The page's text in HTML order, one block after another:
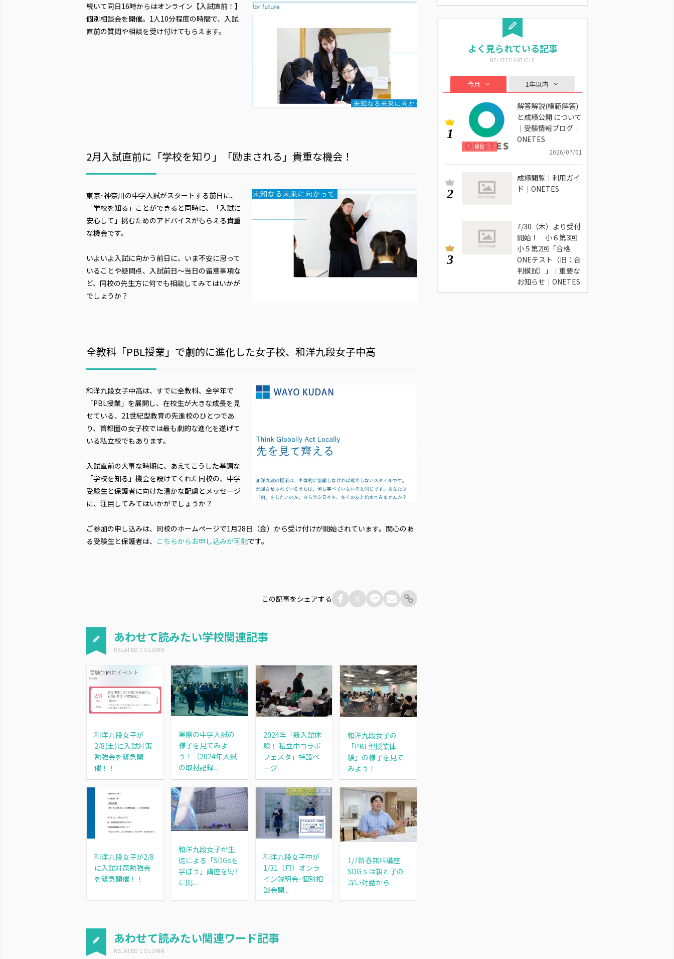
続いて同日16時からはオンライン【入試直前！】
個別相談会を開催。1人10分程度の時間で、入試
直前の質問や相談を受け付けてもらえます。
2月入試直前に「学校を知り」「励まされる」貴重な機会！
東京･神奈川の中学入試がスタートする前日に、
「学校を知る」ことができると同時に、「入試に
安心して」挑むためのアドバイスがもらえる貴重
な機会です。
いよいよ入試に向かう前日に、いま不安に思って
いることや疑問点、入試前日～当日の留意事項な
ど、同校の先生方に何でも相談してみてはいかが
でしょうか？
全教科「PBL授業」で劇的に進化した女子校、和洋九段女子中高
和洋九段女子中高は、すでに全教科、全学年で
「PBL授業」を展開し、在校生が大きな成長を見
せている、21世紀型教育の先進校のひとつであ
り、首都圏の女子校では最も劇的な進化を遂げて
いる私立校でもあります。
入試直前の大事な時期に、あえてこうした基調な
「学校を知る」機会を設けてくれた同校の、中学
受験生と保護者に向けた温かな配慮とメッセージ
に、注目してみてはいかがでしょうか？
ご参加の申し込みは、同校のホームページで1月28日（金）から受け付けが開始されています。関心のあ
る受験生と保護者は、 こちらからお申し込みが可能です。
この記事をシェアする
あわせて読みたい学校関連記事
和洋九段女子が
2/8(土)に入試対策
勉強会を緊急開
催！！
実際の中学入試の
様子を見てみよ
う！（2024年入試
の取材記録...
2024年「新入試体
験！ 私立中コラボ
フェスタ」特設ペ
ージ
和洋九段女子の
「PBL型授業体
験」の様子を見て
みよう！
和洋九段女子が2/8
に入試対策勉強会
を緊急開催！！
和洋九段女子が生
徒による「SDGsを
学ぼう」講座を5/7
に開...
和洋九段女子中が
1/31（月）オンラ
イン説明会･個別相
談会開...
1/7新春無料講座
SDGｓは親と子の
深い対話から
あわせて読みたい関連ワード記事
よく見られている記事
今月 1年以内
1
模試
解答解説(模範解答)
と成績公開 について
｜受験情報ブログ｜
ONETES
2026/07/01
2
成績閲覧｜利用ガイ
ド｜ONETES
3
7/30（木）より受付
開始！ 小６第3回
小５第2回「合格
ONEテスト（旧：合
判模試）」｜重要な
お知らせ｜ONETES